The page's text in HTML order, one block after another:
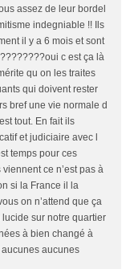
assez de leur bordel
indegniable !! Ils
il y a 6 mois et sont
c est ça là
qu on les traites
qui doivent rester
bref une vie normale d
tout. En fait ils
et judiciaire avec l
temps pour ces
ce n’est pas à
si la France il la
on n’attend que ça
sur notre quartier
à bien changé à
aucunes